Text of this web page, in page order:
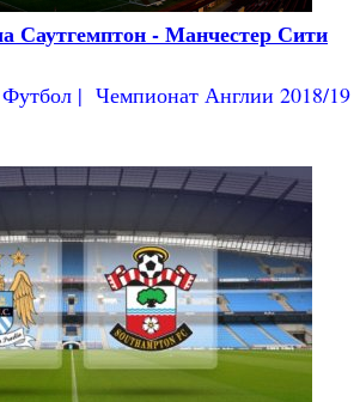
Саутгемптон - Манчестер Сити
Футбол | Чемпионат Англии 2018/19